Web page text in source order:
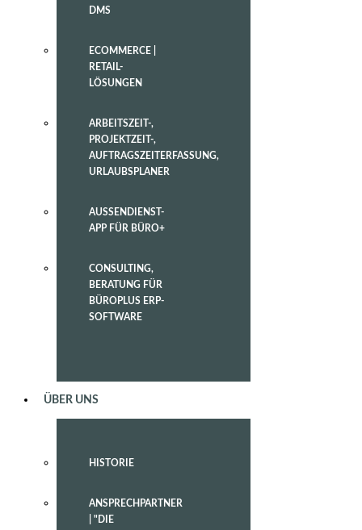
DMS
ECOMMERCE |
RETAIL-
LÖSUNGEN
ARBEITSZEIT-,
PROJEKTZEIT-,
AUFTRAGSZEITERFASSUNG,
URLAUBSPLANER
AUSSENDIENST-
APP FÜR BÜRO+
CONSULTING,
BERATUNG FÜR
BÜROPLUS ERP-
SOFTWARE
ÜBER UNS
HISTORIE
ANSPRECHPARTNER
| "DIE